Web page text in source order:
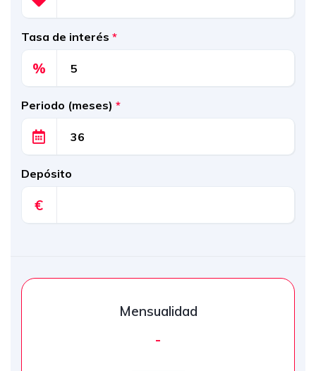
Tasa de interés *
%
Periodo (meses) *
Depósito
€
Mensualidad
-